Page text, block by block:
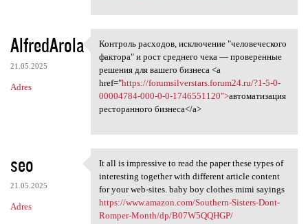
AlfredArola
21.05.2025
Adres
Контроль расходов, исключение
Контроль расходов, исключение "человеческого
фактора" и рост среднего чека — проверенные
решения для вашего бизнеса <a
href="https://forumsilverstars.forum24.ru/?1-5-0-
00004784-000-0-0-1746551120">автоматизация
ресторанного бизнеса</a>
seo
21.05.2025
Adres
It all is impressive to read
It all is impressive to read the paper these types of
interesting together with different article content
for your web-sites. baby boy clothes mimi sayings
https://www.amazon.com/Southern-Sisters-Dont-
Romper-Month/dp/B07W5QQHGP/